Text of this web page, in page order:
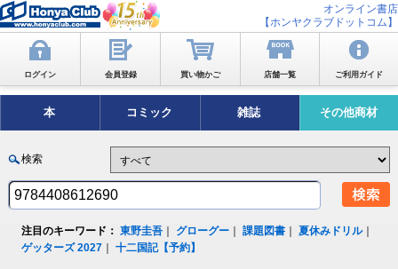
オンライン書店
【ホンヤクラブドットコム】
ログイン 会員登録 買い物かご 店舗一覧 ご利用ガイド
本 コミック 雑誌 その他商材
検索
注目のキーワード： 東野圭吾 グローグー ｜課題図書 ｜夏休みドリル｜
ゲッターズ 2027 ｜十二国記【予約】